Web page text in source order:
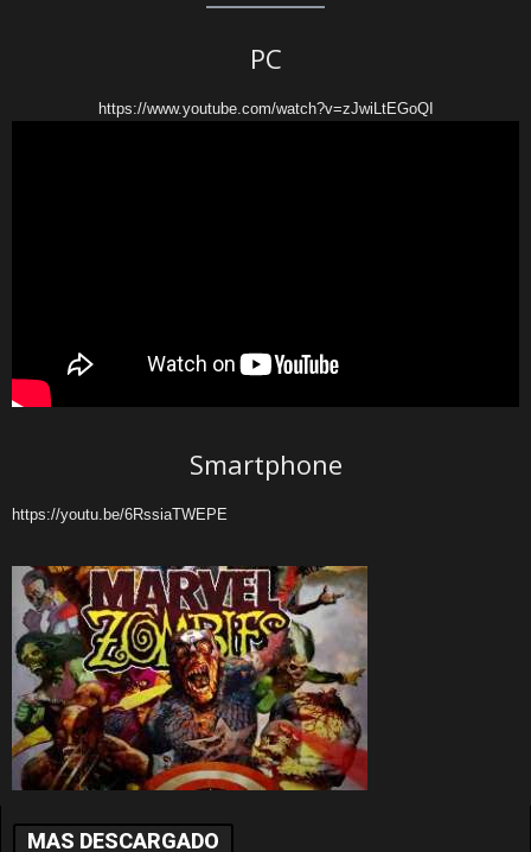
PC
https://www.youtube.com/watch?v=zJwiLtEGoQI
Smartphone
https://youtu.be/6RssiaTWEPE
MAS DESCARGADO